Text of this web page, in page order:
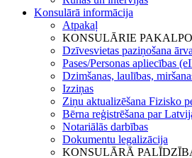
Konsulārā informācija
Atpakaļ
KONSULĀRIE
Dzīvesvietas paziņošana
Pases/Personas apliecības
Dzimšanas, laulības,
Izziņas
Ziņu aktualizēšana Fizisko
Bērna reģistrēšana par
Notariālās darbības
Dokumentu legalizācija
KONSULĀRĀ